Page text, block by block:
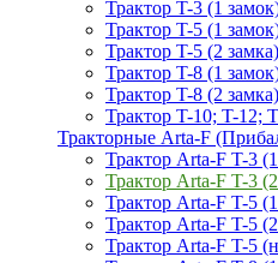
Трактор T-3 (1
Трактор T-5 (1
Трактор T-5 (2 замка)
Трактор T-8 (1
Трактор T-8 (2 замка)
Трактор T-10; T-12;
Тракторные Arta-F
Трактор Arta-F T-3
Трактор Arta-F T-3
Трактор Arta-F T-5
Трактор Arta-F T-5
Трактор Arta-F T-5